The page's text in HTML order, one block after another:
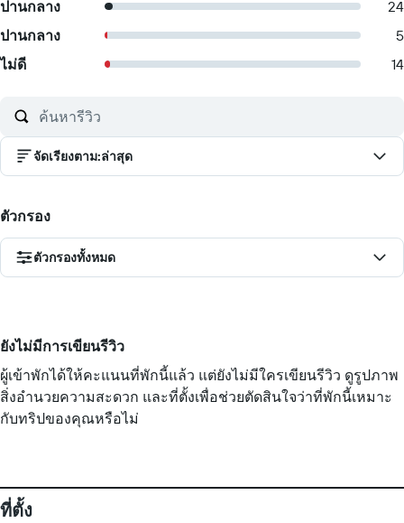
ปานกลาง
24
ปานกลาง
5
ไม่ดี
14
จัดเรียงตาม:ล่าสุด
ตัวกรอง
ตัวกรองทั้งหมด
ยังไม่มีการเขียนรีวิว
ผู้เข้าพักได้ให้คะแนนที่พักนี้แล้ว แต่ยังไม่มีใครเขียนรีวิว ดูรูปภาพ
สิ่งอำนวยความสะดวก และที่ตั้งเพื่อช่วยตัดสินใจว่าที่พักนี้เหมาะ
กับทริปของคุณหรือไม่
ที่ตั้ง